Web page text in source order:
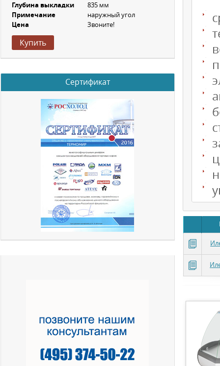
Глубина выкладки 835 мм
Примечание наружный угол
Цена Звоните!
Купить
Сертификат